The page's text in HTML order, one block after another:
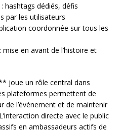
hashtags dédiés, défis
par les utilisateurs
coordonnée sur tous les
en avant de l’histoire et
joue un rôle central dans
plateformes permettent de
de l’événement et de maintenir
directe avec le public
en ambassadeurs actifs de